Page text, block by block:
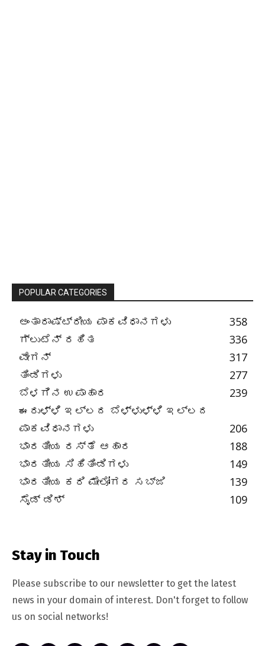
POPULAR CATEGORIES
ಅಂತಾರಾಷ್ಟ್ರೀಯ ಪಾಕವಿಧಾನಗಳು
358
ಗ್ಲುಟೆನ್ ರಹಿತ
336
ವೇಗನ್
317
ತಿಂಡಿಗಳು
277
ಬೆಳಗಿನ ಉಪಾಹಾರ
239
ಈರುಳ್ಳಿ ಇಲ್ಲದ ಬೆಳ್ಳುಳ್ಳಿ ಇಲ್ಲದ
ಪಾಕವಿಧಾನಗಳು
206
ಭಾರತೀಯ ರಸ್ತೆ ಆಹಾರ
188
ಭಾರತೀಯ ಸಿಹಿತಿಂಡಿಗಳು
149
ಭಾರತೀಯ ಕರಿ ಮೇಲೋಗರ ಸಬ್ಜಿ
139
ಸೈಡ್ ಡಿಶ್
109
Stay in Touch
Please subscribe to our newsletter to get the latest
news in your domain of interest. Don't forget to follow
us on social networks!